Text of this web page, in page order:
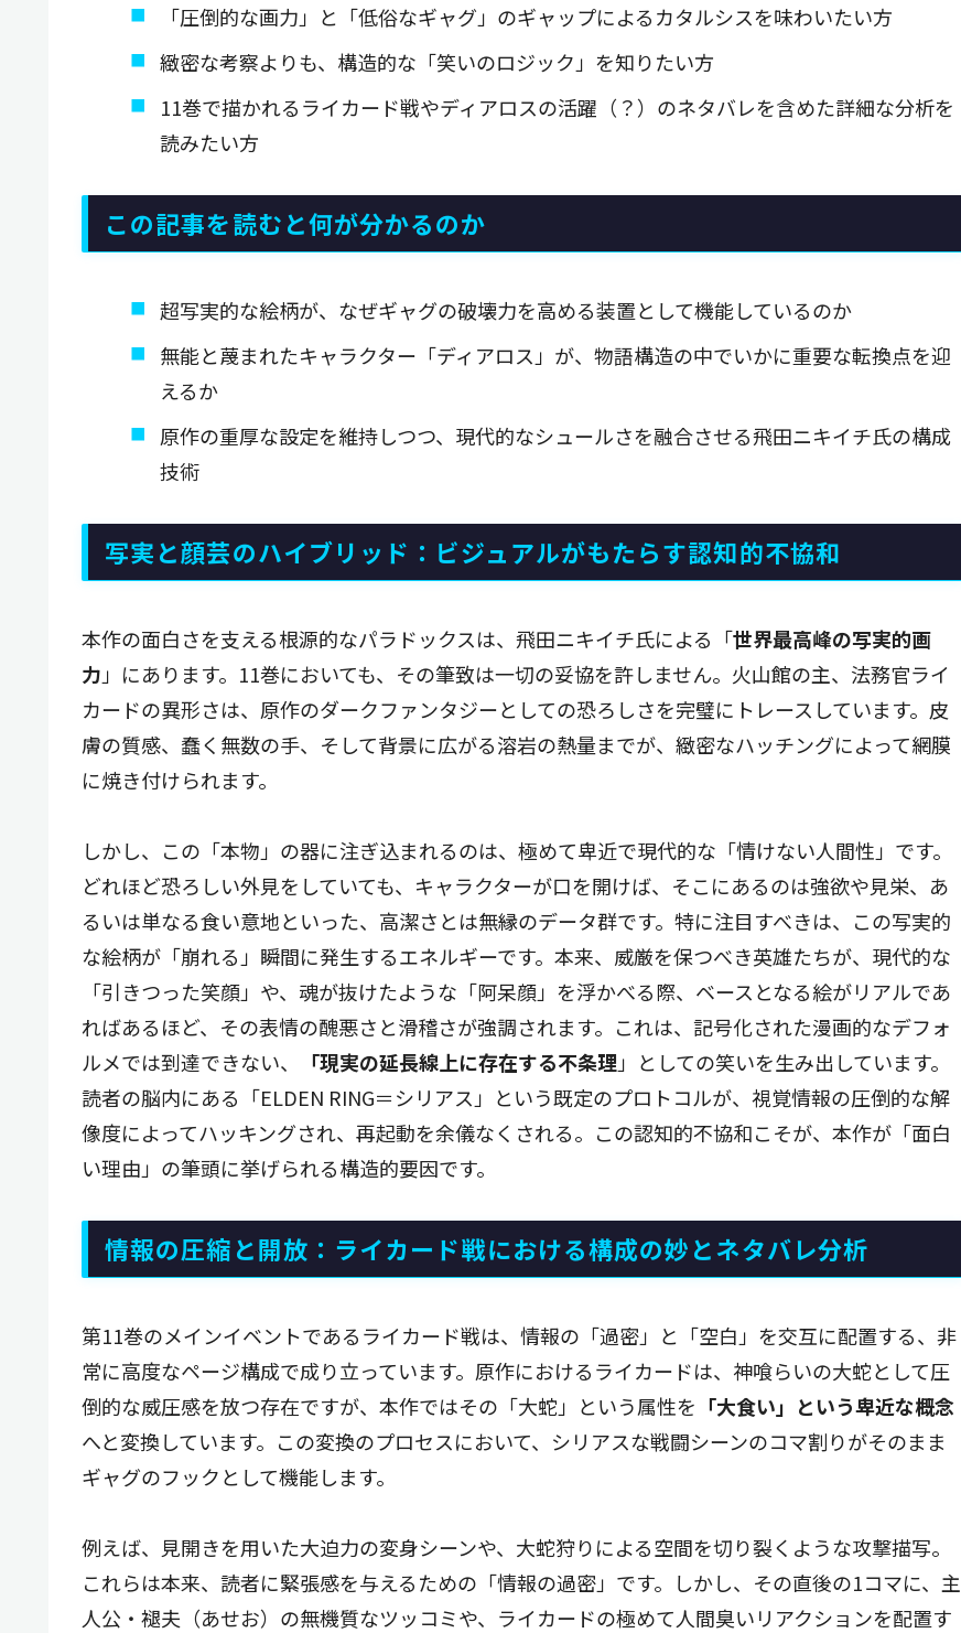
「圧倒的な画力」と「低俗なギャグ」のギャップによるカタルシスを味わいたい方
緻密な考察よりも、構造的な「笑いのロジック」を知りたい方
11巻で描かれるライカード戦やディアロスの活躍（？）のネタバレを含めた詳細な分析を
読みたい方
この記事を読むと何が分かるのか
超写実的な絵柄が、なぜギャグの破壊力を高める装置として機能しているのか
無能と蔑まれたキャラクター「ディアロス」が、物語構造の中でいかに重要な転換点を迎
えるか
原作の重厚な設定を維持しつつ、現代的なシュールさを融合させる飛田ニキイチ氏の構成
技術
写実と顔芸のハイブリッド：ビジュアルがもたらす認知的不協和
本作の面白さを支える根源的なパラドックスは、飛田ニキイチ氏による「世界最高峰の写実的画
力 」にあります。11巻においても、その筆致は一切の妥協を許しません。火山館の主、法務官ライ
カードの異形さは、原作のダークファンタジーとしての恐ろしさを完璧にトレースしています。皮
膚の質感、蠢く無数の手、そして背景に広がる溶岩の熱量までが、緻密なハッチングによって網膜
に焼き付けられます。
しかし、この「本物」の器に注ぎ込まれるのは、極めて卑近で現代的な「情けない人間性」です。
どれほど恐ろしい外見をしていても、キャラクターが口を開けば、そこにあるのは強欲や見栄、あ
るいは単なる食い意地といった、高潔さとは無縁のデータ群です。特に注目すべきは、この写実的
な絵柄が「崩れる」瞬間に発生するエネルギーです。本来、威厳を保つべき英雄たちが、現代的な
「引きつった笑顔」や、魂が抜けたような「阿呆顔」を浮かべる際、ベースとなる絵がリアルであ
ればあるほど、その表情の醜悪さと滑稽さが強調されます。これは、記号化された漫画的なデフォ
ルメでは到達できない、
「現実の延長線上に存在する不条理 」としての笑いを生み出しています。
読者の脳内にある「ELDEN RING＝シリアス」という既定のプロトコルが、視覚情報の圧倒的な解
像度によってハッキングされ、再起動を余儀なくされる。この認知的不協和こそが、本作が「面白
い理由」の筆頭に挙げられる構造的要因です。
情報の圧縮と開放：ライカード戦における構成の妙とネタバレ分析
第11巻のメインイベントであるライカード戦は、情報の「過密」と「空白」を交互に配置する、非
常に高度なページ構成で成り立っています。原作におけるライカードは、神喰らいの大蛇として圧
倒的な威圧感を放つ存在ですが、本作ではその「大蛇」という属性を 「大食い」という卑近な概念
へと変換しています。この変換のプロセスにおいて、シリアスな戦闘シーンのコマ割りがそのまま
ギャグのフックとして機能します。
例えば、見開きを用いた大迫力の変身シーンや、大蛇狩りによる空間を切り裂くような攻撃描写。
これらは本来、読者に緊張感を与えるための「情報の過密」です。しかし、その直後の1コマに、主
人公・褪夫（あせお）の無機質なツッコミや、ライカードの極めて人間臭いリアクションを配置す